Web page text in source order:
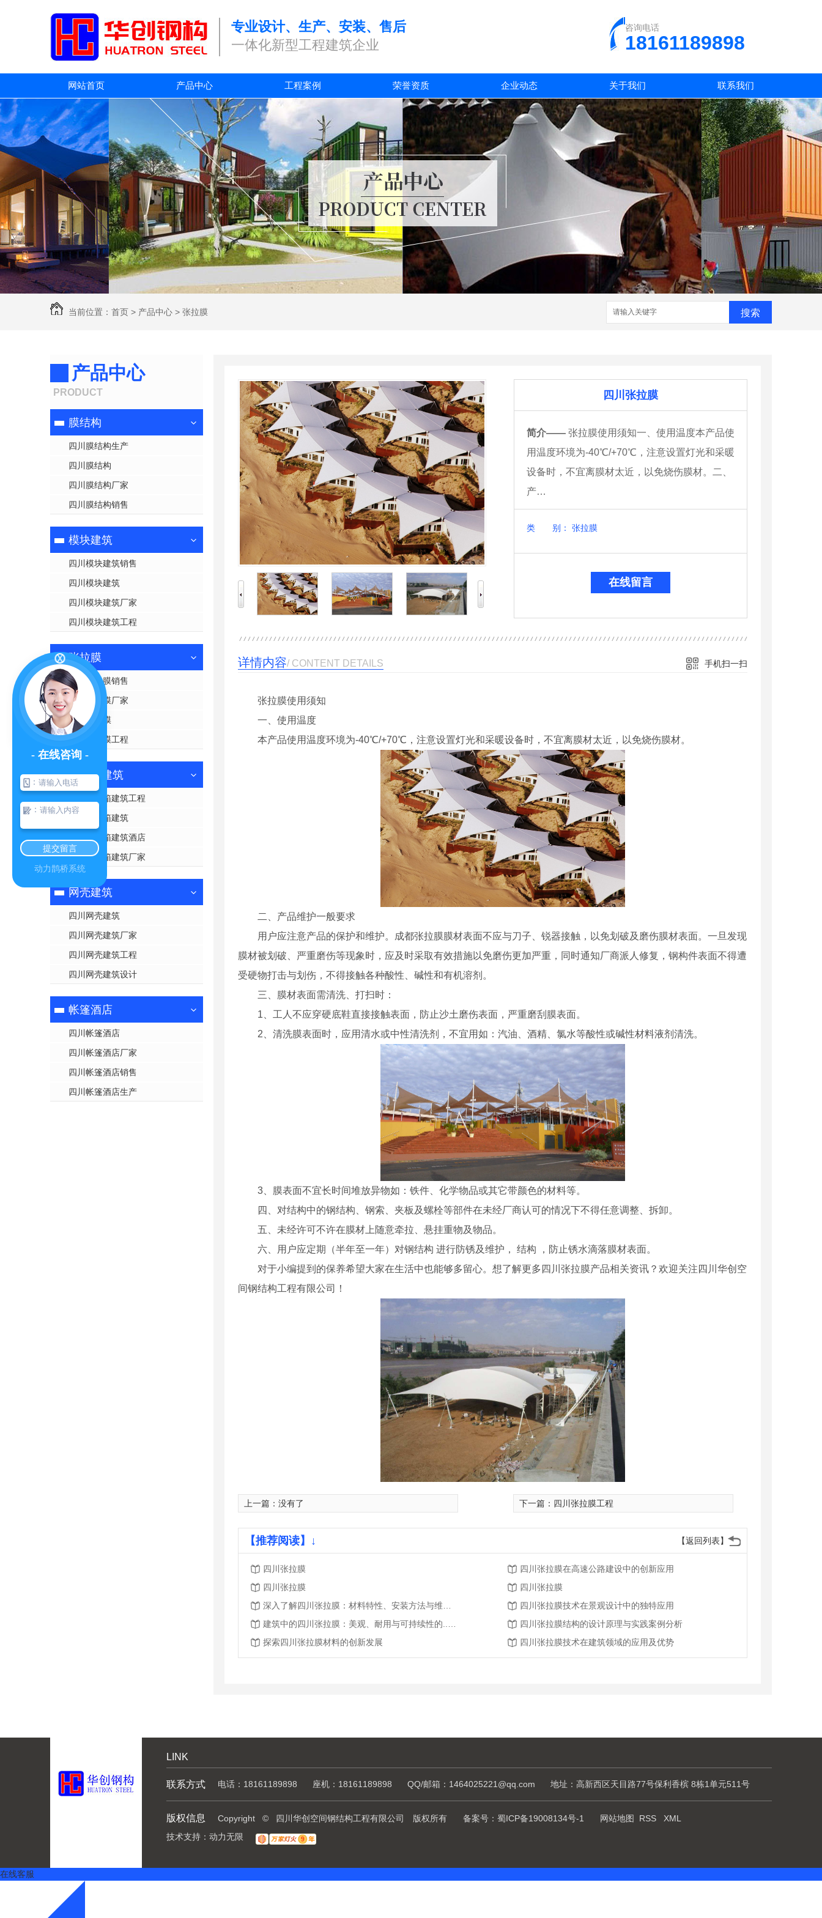
专业设计、生产、安装、售后
一体化新型工程建筑企业
咨询电话
18161189898
网站首页 产品中心 工程案例 荣誉资质 企业动态 关于我们 联系我们
当前位置： 首页 > 产品中心 > 张拉膜 搜索
产品中心
PRODUCT
膜结构
四川膜结构生产
四川膜结构
四川膜结构厂家
四川膜结构销售
模块建筑
四川模块建筑销售
四川模块建筑
四川模块建筑厂家
四川模块建筑工程
张拉膜
四川张拉膜销售
四川张拉膜厂家
四川张拉膜
四川张拉膜工程
集装箱建筑
四川集装箱建筑工程
四川集装箱建筑
四川集装箱建筑酒店
四川集装箱建筑厂家
网壳建筑
四川网壳建筑
四川网壳建筑厂家
四川网壳建筑工程
四川网壳建筑设计
帐篷酒店
四川帐篷酒店
四川帐篷酒店厂家
四川帐篷酒店销售
四川帐篷酒店生产
四川张拉膜
简介—— 张拉膜使用须知一、使用温度本产品使
用温度环境为-40℃/+70℃，注意设置灯光和采暖
设备时，不宜离膜材太近，以免烧伤膜材。二、
产…
类 别： 张拉膜
在线留言
详情内容/ CONTENT DETAILS 手机扫一扫
张拉膜使用须知
一、使用温度
本产品使用温度环境为-40℃/+70℃，注意设置灯光和采暖设备时，不宜离膜材太近，以免烧伤膜材。
二、产品维护一般要求
用户应注意产品的保护和维护。成都张拉膜膜材表面不应与刀子、锐器接触，以免划破及磨伤膜材表面。一旦发现
膜材被划破、严重磨伤等现象时，应及时采取有效措施以免磨伤更加严重，同时通知厂商派人修复，钢构件表面不得遭
受硬物打击与划伤，不得接触各种酸性、碱性和有机溶剂。
三、膜材表面需清洗、打扫时：
1、工人不应穿硬底鞋直接接触表面，防止沙土磨伤表面，严重磨刮膜表面。
2、清洗膜表面时，应用清水或中性清洗剂，不宜用如：汽油、酒精、氯水等酸性或碱性材料液剂清洗。
3、膜表面不宜长时间堆放异物如：铁件、化学物品或其它带颜色的材料等。
四、对结构中的钢结构、钢索、夹板及螺栓等部件在未经厂商认可的情况下不得任意调整、拆卸。
五、未经许可不许在膜材上随意牵拉、悬挂重物及物品。
六、用户应定期（半年至一年）对钢结构 进行防锈及维护， 结构 ，防止锈水滴落膜材表面。
对于小编提到的保养希望大家在生活中也能够多留心。 想了解更多四川张拉膜产品相关资讯？欢迎关注四川华创空
间钢结构工程有限公司！
上一篇：没有了 下一篇： 四川张拉膜工程
【返回列表】
【推荐阅读】↓
四川张拉膜
四川张拉膜在高速公路建设中的创新应用
四川张拉膜
四川张拉膜
四川张拉膜技术在景观设计中的独特应用
四川张拉膜结构的设计原理与实践案例分析
探索四川张拉膜材料的创新发展
四川张拉膜技术在建筑领域的应用及优势
LINK
联系方式 电话：18161189898 座机：18161189898 QQ/邮箱：1464025221@qq.com 地址：高新西区天目路77号保利香槟 8栋1单元511号
版权信息 Copyright © 四川华创空间钢结构工程有限公司 版权所有 备案号： 蜀ICP备19008134号-1 网站地图 RSS
XML
技术支持： 动力无限
在线客服
- 在线咨询 -
：
：
提交留言
动力鹊桥系统